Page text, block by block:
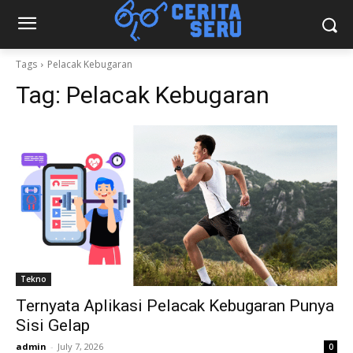
Tags Pelacak Kebugaran
Tag: Pelacak Kebugaran
Tekno
Ternyata Aplikasi Pelacak Kebugaran Punya
Sisi Gelap
admin - July 7, 2026 0